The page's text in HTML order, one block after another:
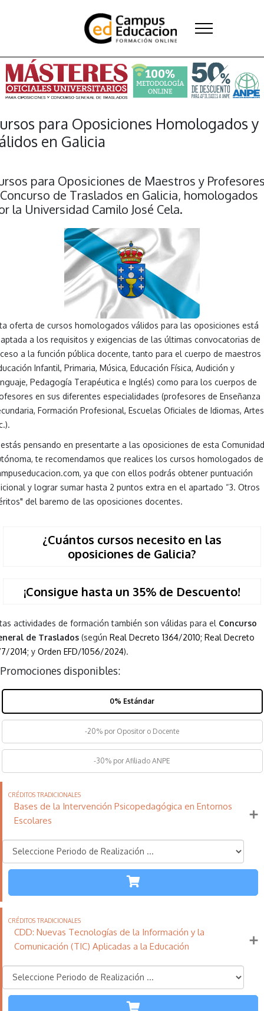
para Oposiciones Homologados y
en Galicia
para Oposiciones de Maestros y
de Traslados en Galicia, homologados
la Universidad Camilo José Cela.
oferta de cursos homologados válidos para las oposiciones está
a los requisitos y exigencias de las últimas convocatorias de
a la función pública docente, tanto para el cuerpo de maestros
Infantil, Primaria, Música, Educación Física, Audición y
Pedagogía Terapéutica e Inglés) como para los cuerpos de
en sus diferentes especialidades (profesores de Enseñanza
Formación Profesional, Escuelas Oficiales de Idiomas,
pensando en presentarte a las oposiciones de esta Comunidad
te recomendamos que realices los cursos homologados de
ya que con ellos podrás obtener puntuación
y lograr sumar hasta 2 puntos extra en el apartado “3. Otros
del baremo de las oposiciones docentes.
¿Cuántos cursos necesito en las
oposiciones de Galicia?
¡Consigue hasta un 35% de Descuento!
actividades de formación también son válidas para el Concurso
de Traslados (según Real Decreto 1364/2010; Real Decreto
2014; y Orden EFD/1056/2024).
Promociones disponibles:
0% Estándar
-20% por Opositor o Docente
-30% por Afiliado ANPE
Bases de la Intervención Psicopedagógica en Entornos
Escolares
ETAPAS
110 11 Créditos
21
Más información
CDD: Nuevas Tecnologías de la Información y la
Comunicación (TIC) Aplicadas a la Educación
ETAPAS